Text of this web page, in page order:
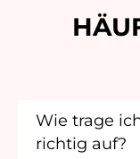
Wie trage
richtig auf?